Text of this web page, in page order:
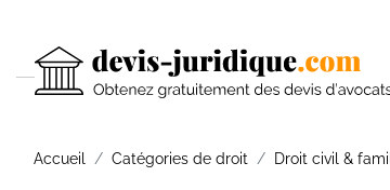
Accueil Catégories de droit Droit civil &